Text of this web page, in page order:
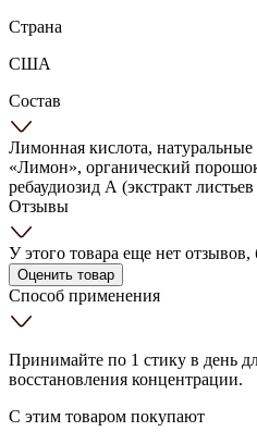
Страна
США
Состав
Лимонная кислота,
«Лимон», органический
ребаудиозид А (экстракт
Отзывы
У этого товара еще нет отзывов,
Оценить товар
Способ применения
Принимайте по 1 стику в день
восстановления концентрации.
С этим товаром покупают